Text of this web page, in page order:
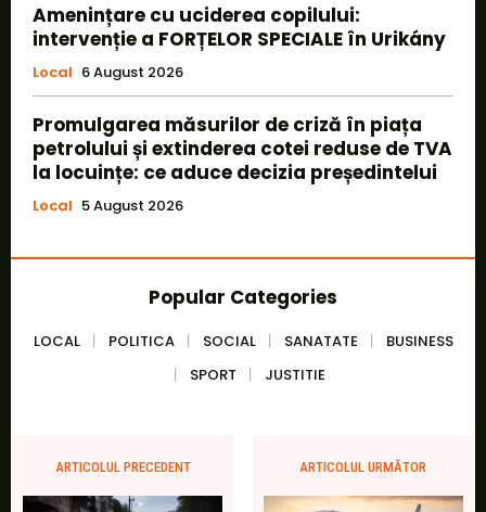
Amenințare cu uciderea copilului:
intervenție a FORȚELOR SPECIALE în Urikány
Local 6 August 2026
Promulgarea măsurilor de criză în piața
petrolului și extinderea cotei reduse de TVA
la locuințe: ce aduce decizia președintelui
Local 5 August 2026
Popular Categories
LOCAL POLITICA SOCIAL SANATATE
BUSINESS
SPORT
JUSTITIE
ARTICOLUL PRECEDENT ARTICOLUL URMĂTOR